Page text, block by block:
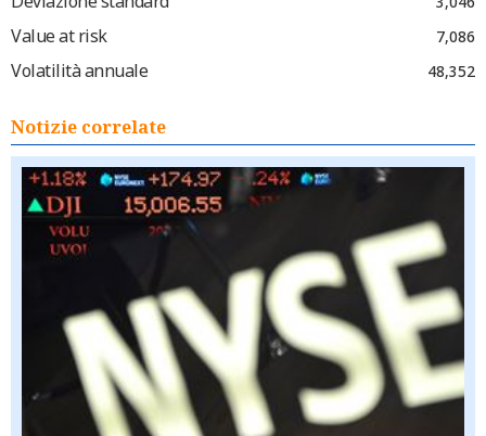
Value at risk 7,086
Volatilità annuale 48,352
Notizie correlate